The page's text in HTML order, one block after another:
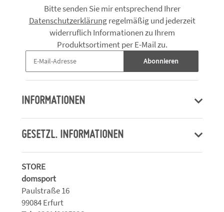
Bitte senden Sie mir entsprechend Ihrer
Datenschutzerklärungregelmäßig und jederzeit
widerruflich Informationen zu Ihrem
Produktsortiment per E-Mail zu.
Abonnieren
INFORMATIONEN
GESETZL. INFORMATIONEN
STORE
domsport
Paulstraße 16
99084 Erfurt